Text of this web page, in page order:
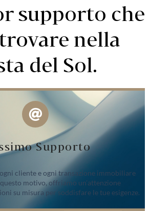
supporto che
nella
del Sol.
Supporto
cliente e ogni transazione immobiliare
motivo, offriamo un’attenzione
su misura per soddisfare le tue esigenze.